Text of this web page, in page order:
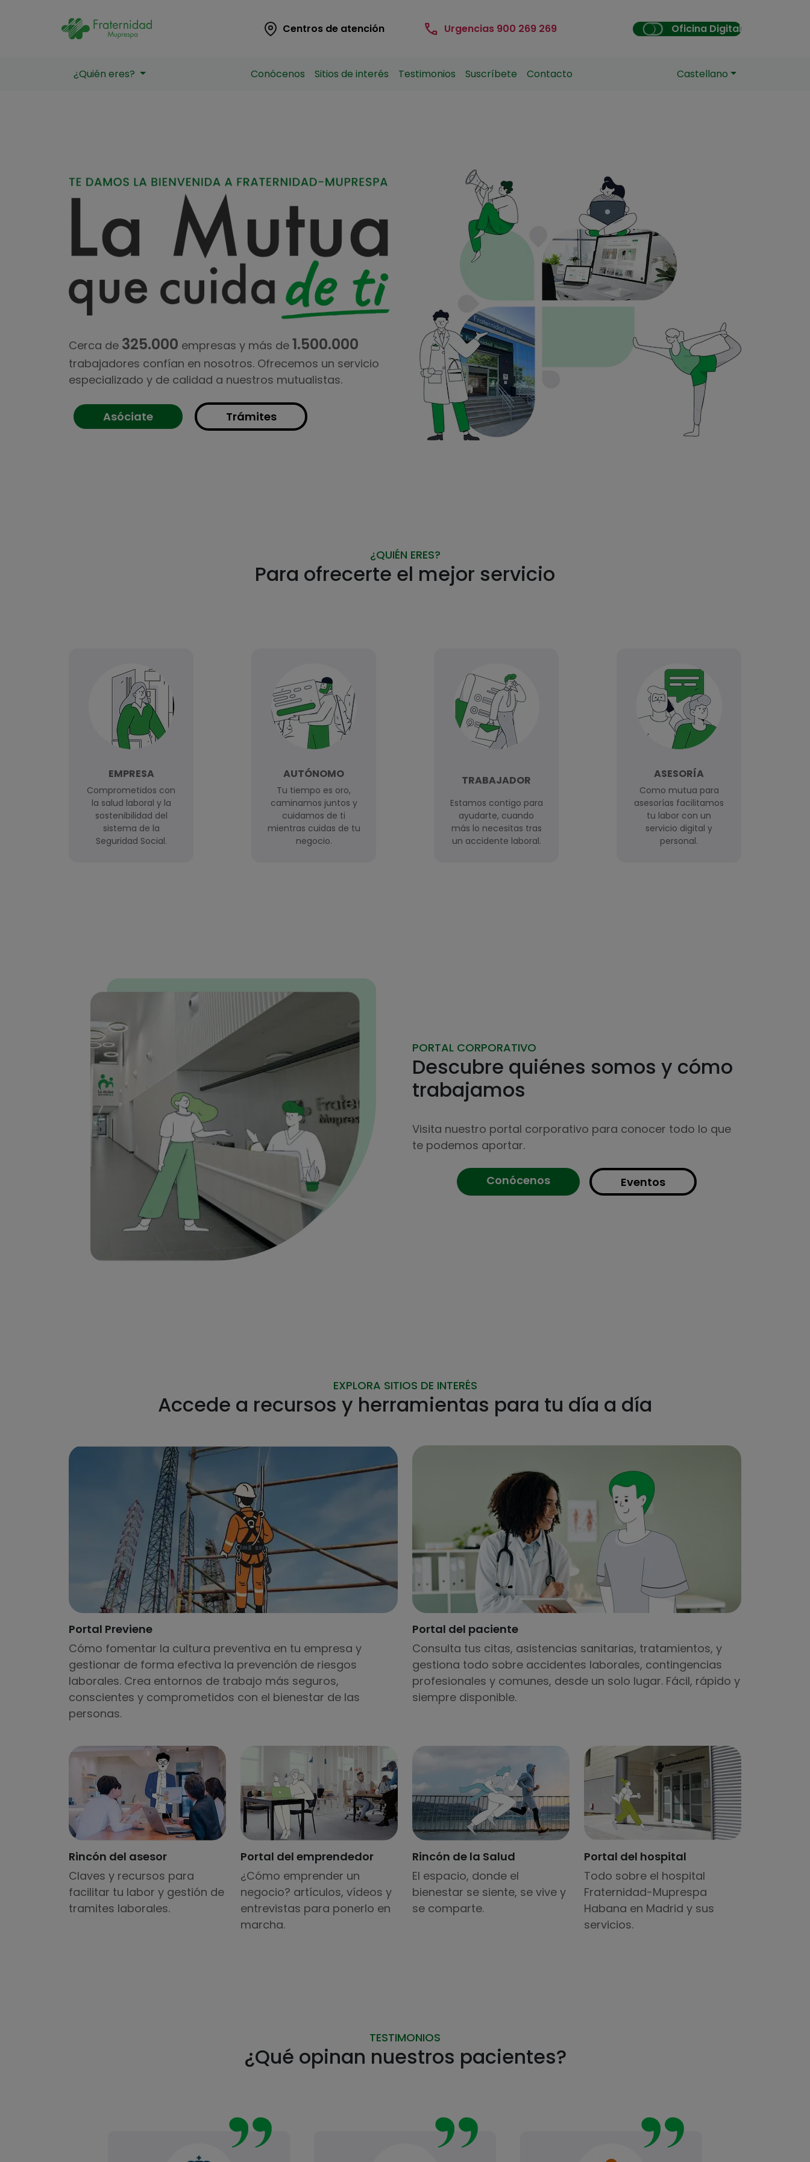
Landing Navigation Branding
Centros de atención Urgencias 900 269 269 Oficina Digital
¿Quién eres? Landing Main Navigation
Conócenos Sitios de interés Testimonios Suscríbete Contacto Castellano
Cerca de 325.000 empresas y más de 1.500.000
trabajadores confían en nosotros. Ofrecemos un servicio
especializado y de calidad a nuestros mutualistas.
Asóciate Trámites
¿QUIÉN ERES?
Para ofrecerte el mejor servicio
EMPRESA
Comprometidos con
la salud laboral y la
sostenibilidad del
sistema de la
Seguridad Social.
AUTÓNOMO
Tu tiempo es oro,
caminamos juntos y
cuidamos de ti
mientras cuidas de tu
negocio.
TRABAJADOR
Estamos contigo para
ayudarte, cuando
más lo necesitas tras
un accidente laboral.
ASESORÍA
Como mutua para
asesorías facilitamos
tu labor con un
servicio digital y
personal.
PORTAL CORPORATIVO
Descubre quiénes somos y cómo
trabajamos
Visita nuestro portal corporativo para conocer todo lo que
te podemos aportar.
Conócenos Eventos
EXPLORA SITIOS DE INTERÉS
Accede a recursos y herramientas para tu día a día
Portal Previene
Cómo fomentar la cultura preventiva en tu empresa y
gestionar de forma efectiva la prevención de riesgos
laborales. Crea entornos de trabajo más seguros,
conscientes y comprometidos con el bienestar de las
personas.
Portal del paciente
Consulta tus citas, asistencias sanitarias, tratamientos, y
gestiona todo sobre accidentes laborales, contingencias
profesionales y comunes, desde un solo lugar. Fácil, rápido y
siempre disponible.
Rincón del asesor
Claves y recursos para
facilitar tu labor y gestión de
tramites laborales.
Portal del emprendedor
¿Cómo emprender un
negocio? artículos, vídeos y
entrevistas para ponerlo en
marcha.
Rincón de la Salud
El espacio, donde el
bienestar se siente, se vive y
se comparte.
Portal del hospital
Todo sobre el hospital
Fraternidad-Muprespa
Habana en Madrid y sus
servicios.
TESTIMONIOS
¿Qué opinan nuestros pacientes?